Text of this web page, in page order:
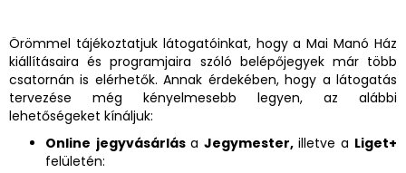
Örömmel tájékoztatjuk látogatóinkat, hogy a Mai Manó Ház
kiállításaira és programjaira szóló belépőjegyek már több
csatornán is elérhetők. Annak érdekében, hogy a látogatás
tervezése még kényelmesebb legyen, az alábbi
lehetőségeket kínáljuk:
Online jegyvásárlás a Jegymester, illetve a Liget+
felületén: